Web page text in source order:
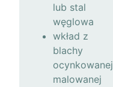
lub stal
węglowa
wkład z
blachy
ocynkowanej
malowanej